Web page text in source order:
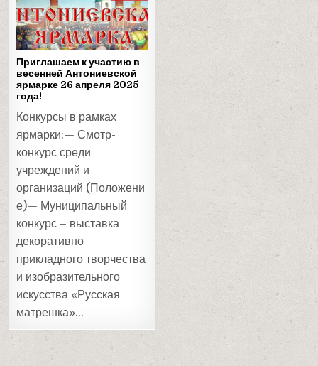
Posted
in
Приглашаем к участию в
весенней Антониевской
ярмарке 26 апреля 2025
года!
Конкурсы в рамках
ярмарки:— Смотр-
конкурс среди
учреждений и
организаций (Положени
е)— Муниципальный
конкурс – выставка
декоративно-
прикладного творчества
и изобразительного
искусства «Русская
матрешка»…